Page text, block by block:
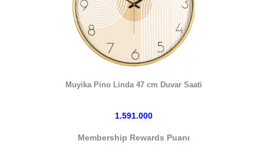
Muyika Pino Linda 47 cm Duvar Saati
1.591.000
Membership Rewards Puanı